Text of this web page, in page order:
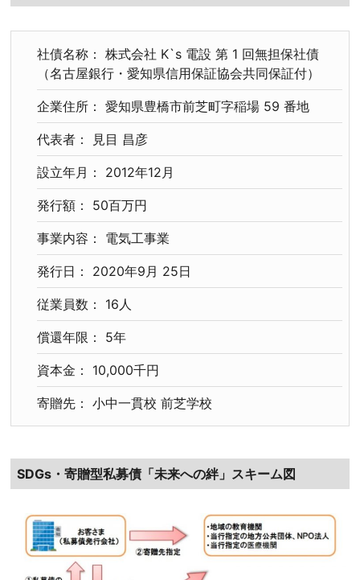
社債名称： 株式会社 K`s 電設 第 1 回無担保社債
（名古屋銀行・愛知県信用保証協会共同保証付）
企業住所： 愛知県豊橋市前芝町字稲場 59 番地
代表者： 見目 昌彦
設立年月： 2012年12月
発行額： 50百万円
事業内容： 電気工事業
発行日： 2020年9月 25日
従業員数： 16人
償還年限： 5年
資本金： 10,000千円
寄贈先： 小中一貫校 前芝学校
SDGs・寄贈型私募債「未来への絆」スキーム図